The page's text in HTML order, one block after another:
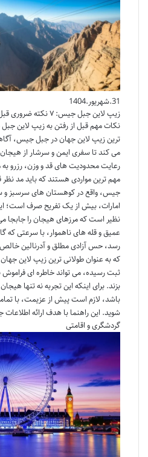
31.شهریور.1404
زیپ لاین جبل جیس: ۷ نکته ضروری قبل از تجربه پرواز (راهنمای جامع)
نکات مهم قبل از رفتن به زیپ لاین
ترین زیپ لاین جهان در جبل جیس،
می کند تا سفری ایمن و سرشار از هیجان
رعایت محدودیت های قد و وزن، رزرو
مهم ترین مواردی هستند که باید مد نظر
جیس، واقع در کوهستان های سرسبز و
امارات، بیش از یک تفریح صرف است؛
نظیر است که مرزهای هیجان را جابجا می
رسد، حس آزادی مطلق و آدرنالین خالص
که به عنوان طولانی ترین زیپ لاین
ثبت رسیده، می تواند خاطره ای فراموش
بزند. برای اینکه این تجربه نه تنها
باشد، لازم است پیش از عزیمت، با
شوید. این راهنما با هدف ارائه
گردشگری و اقامتی